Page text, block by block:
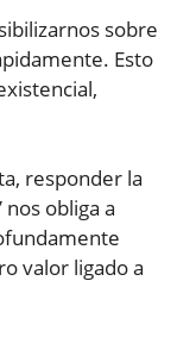
sobre
Esto
responder la
nos obliga a
valor ligado a